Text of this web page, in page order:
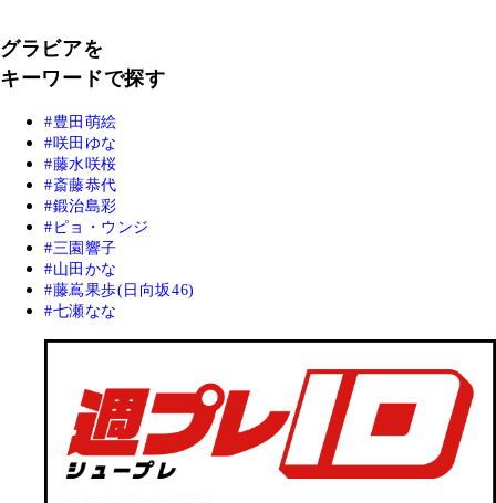
グラビアを
キーワードで探す
豊田萌絵
咲田ゆな
藤水咲桜
斎藤恭代
鍛治島彩
ピョ・ウンジ
三園響子
山田かな
藤嶌果歩(日向坂46)
七瀬なな